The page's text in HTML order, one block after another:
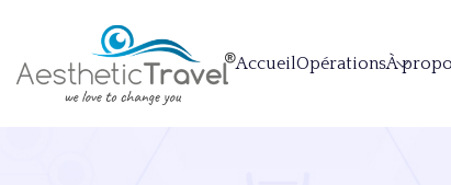
AccueilOpérationsÀ